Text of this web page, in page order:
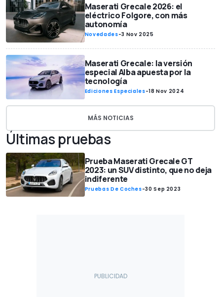
Maserati Grecale 2026: el
eléctrico Folgore, con más
autonomía
Novedades-3 Nov 2025
Maserati Grecale: la versión
especial Alba apuesta por la
tecnología
Ediciones Especiales-18 Nov 2024
MÁS NOTICIAS
Últimas pruebas
Prueba Maserati Grecale GT
2023: un SUV distinto, que no deja
indiferente
Pruebas De Coches-30 Sep 2023